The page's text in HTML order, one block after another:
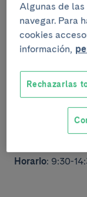
Taller sobre
digitales:
sobre redes
aprende
digital.
: Para
Tipo de
Horario: 9:30-
Algunas de las
navegar. Para
cookies
información,
Rechazarlas